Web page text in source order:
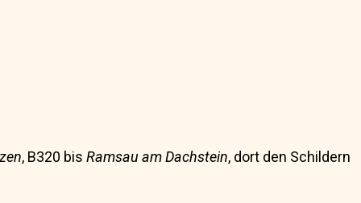
, B320 bis Ramsau am Dachstein, dort den Schildern